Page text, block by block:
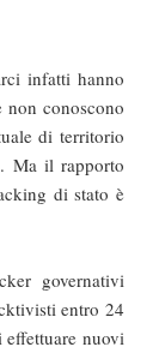
infatti hanno
conoscono
di territorio
Ma il rapporto
di stato è
governativi
entro 24
nuovi